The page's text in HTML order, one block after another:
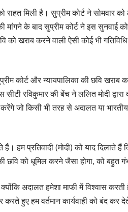
राहत म‍िली है। सुप्रीम कोर्ट ने सोमवार
मांगने के बाद सुप्रीम कोर्ट ने इस सुनवाई
को खराब करने वाली ऐसी कोई भी
कोर्ट और न्यायपालिका की छवि खराब
रविकुमार की बेंच ने ललित मोदी
जो किसी भी तरह से अदालत या
हम प्रतिवादी (मोदी) को याद दिलाते
छवि को धूमिल करने जैसा होगा, को बहुत
अदालत हमेशा माफी में विश्वास
करते हुए हम वर्तमान कार्यवाही को बंद कर